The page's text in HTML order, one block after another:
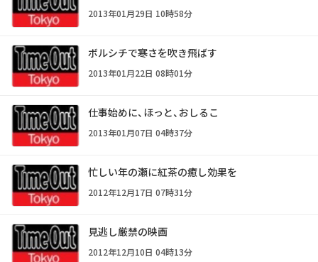
2013年01月29日 10時58分
ボルシチで寒さを吹き飛ばす
2013年01月22日 08時01分
仕事始めに、ほっと、おしるこ
2013年01月07日 04時37分
忙しい年の瀬に紅茶の癒し効果を
2012年12月17日 07時31分
見逃し厳禁の映画
2012年12月10日 04時13分